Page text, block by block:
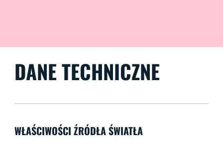
DANE TECHNICZNE
WŁAŚCIWOŚCI ŹRÓDŁA ŚWIATŁA